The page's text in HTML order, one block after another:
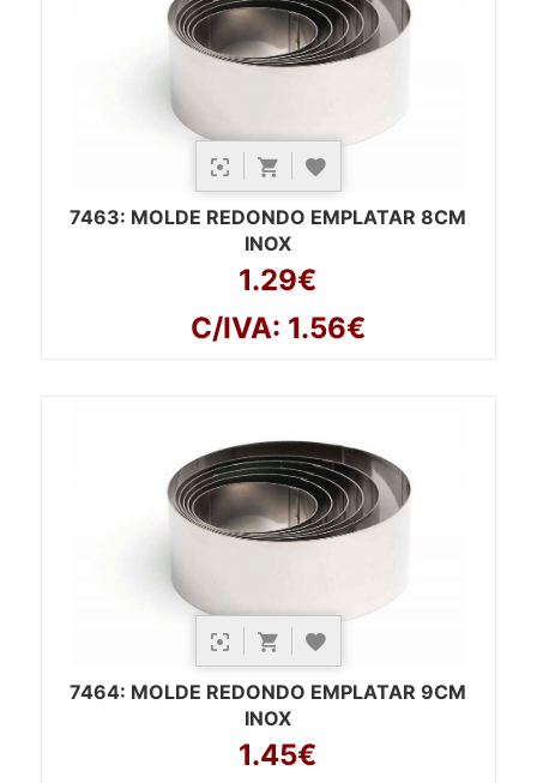
7463: MOLDE REDONDO EMPLATAR 8CM
INOX
1.29€
C/IVA: 1.56€
7464: MOLDE REDONDO EMPLATAR 9CM
INOX
1.45€